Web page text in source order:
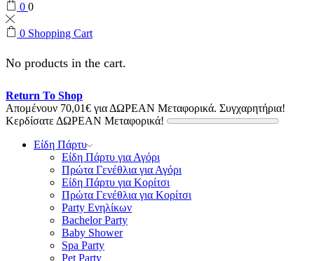
0 0
0 Shopping Cart
No products in the cart.
Return To Shop
Απομένουν 70,01€ για ΔΩΡΕΑΝ Μεταφορικά. Συγχαρητήρια!
Κερδίσατε ΔΩΡΕΑΝ Μεταφορικά!
Είδη Πάρτυ
Είδη Πάρτυ για Αγόρι
Πρώτα Γενέθλια για Αγόρι
Είδη Πάρτυ για Κορίτσι
Πρώτα Γενέθλια για Κορίτσι
Party Ενηλίκων
Bachelor Party
Baby Shower
Spa Party
Pet Party